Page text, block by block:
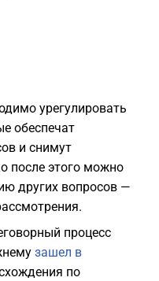
урегулировать
обеспечат
и снимут
после этого можно
других вопросов —
процесс
зашел в
по